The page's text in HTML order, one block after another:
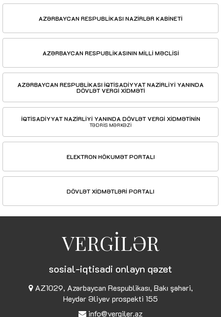
AZƏRBAYCAN RESPUBLİKASI NAZİRLƏR KABİNETİ
AZƏRBAYCAN RESPUBLİKASININ MİLLİ MƏCLİSİ
AZƏRBAYCAN RESPUBLİKASI İQTİSADİYYAT NAZİRLİYİ YANINDA
DÖVLƏT VERGİ XİDMƏTİ
İQTİSADİYYAT NAZİRLİYİ YANINDA DÖVLƏT VERGİ XİDMƏTİNİN
TƏDRİS MƏRKƏZİ
ELEKTRON HÖKUMƏT PORTALI
DÖVLƏT XİDMƏTLƏRİ PORTALI
VERGİLƏR
sosial-iqtisadi onlayn qəzet
AZ1029, Azərbaycan Respublikası, Bakı şəhəri,
Heydər Əliyev prospekti 155
info@vergiler.az